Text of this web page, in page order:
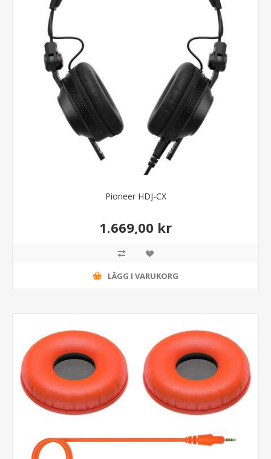
Pioneer HDJ-CX
1.669,00 kr
LÄGG I VARUKORG